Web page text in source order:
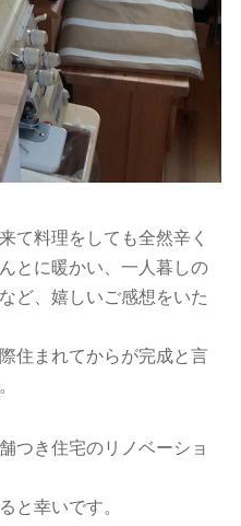
て料理をしても全然辛く
とに暖かい、一人暮しの
ど、嬉しいご感想をいた
住まれてからが完成と言
つき住宅のリノベーショ
と幸いです。